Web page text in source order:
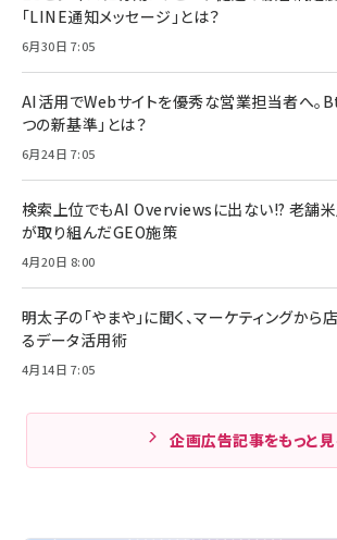
「LINE通知メッセージ」とは？
6月30日 7:05
AI活用でWebサイトを優秀な営業担当者へ。
つの新基準」とは？
6月24日 7:05
検索上位でもAI Overviewsに出ない!? 老舗
が取り組んだGEO施策
4月20日 8:00
明太子の「やまや」に聞く、マーケティングから
るデータ活用術
4月14日 7:05
企画広告記事をもっと